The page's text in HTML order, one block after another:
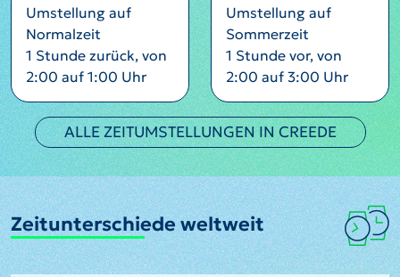
Umstellung auf
Normalzeit
1 Stunde zurück, von
2:00 auf 1:00 Uhr
Umstellung auf
Sommerzeit
1 Stunde vor, von
2:00 auf 3:00 Uhr
ALLE ZEITUMSTELLUNGEN IN CREEDE
Zeitunterschiede weltweit